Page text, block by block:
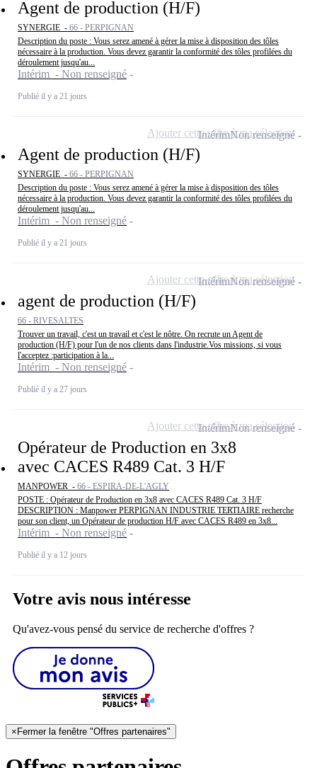
Agent de production (H/F)
SYNERGIE - 66 - PERPIGNAN
Description du poste : Vous serez amené à gérer la mise à disposition des tôles
nécessaire à la production. Vous devez garantir la conformité des tôles profilées du
déroulement jusqu'au...
Intérim - Non renseigné
Publié il y a 21 jours
Agent de production (H/F)
SYNERGIE - 66 - PERPIGNAN
Description du poste : Vous serez amené à gérer la mise à disposition des tôles
nécessaire à la production. Vous devez garantir la conformité des tôles profilées du
déroulement jusqu'au...
Intérim - Non renseigné
Publié il y a 21 jours
IntérimNon renseigné
Ajouter cette offre à ma sélection
agent de production (H/F)
66 - RIVESALTES
Trouver un travail, c'est un travail et c'est le nôtre. On recrute un Agent de
production (H/F) pour l'un de nos clients dans l'industrie.Vos missions, si vous
l'acceptez :participation à la...
Intérim - Non renseigné
Publié il y a 27 jours
IntérimNon renseigné
Ajouter cette offre à ma sélection
Opérateur de Production en 3x8
avec CACES R489 Cat. 3 H/F
MANPOWER - 66 - ESPIRA-DE-L'AGLY
POSTE : Opérateur de Production en 3x8 avec CACES R489 Cat. 3 H/F
DESCRIPTION : Manpower PERPIGNAN INDUSTRIE TERTIAIRE recherche
pour son client, un Opérateur de production H/F avec CACES R489 en 3x8...
Intérim - Non renseigné
Publié il y a 12 jours
IntérimNon renseigné
Ajouter cette offre à ma sélection
Votre avis nous intéresse
Qu'avez-vous pensé du service de recherche d'offres ?
× Fermer la fenêtre "Offres partenaires"